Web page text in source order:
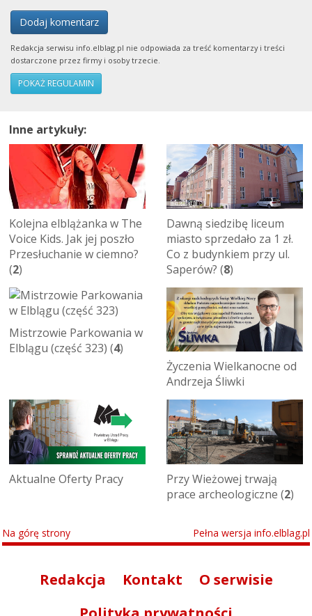
Dodaj komentarz
Redakcja serwisu info.elblag.pl nie odpowiada za treść komentarzy i treści
dostarczone przez firmy i osoby trzecie.
POKAŻ REGULAMIN
Inne artykuły:
Kolejna elblążanka w The
Voice Kids. Jak jej poszło
Przesłuchanie w ciemno?
(2)
Dawną siedzibę liceum
miasto sprzedało za 1 zł.
Co z budynkiem przy ul.
Saperów? (8)
Mistrzowie Parkowania w
Elblągu (część 323) (4)
Życzenia Wielkanocne od
Andrzeja Śliwki
Aktualne Oferty Pracy
Przy Wieżowej trwają
prace archeologiczne (2)
Na górę strony Pełna wersja info.elblag.pl
Redakcja Kontakt
O serwisie